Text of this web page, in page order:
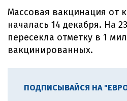
Массовая вакцинация от
началась 14 декабря. На
пересекла отметку в 1
вакцинированных.
ПОДПИСЫВАЙСЯ НА